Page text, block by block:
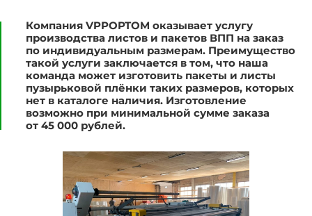
Компания VPPOPTOM оказывает услугу
производства листов и пакетов ВПП на заказ
по индивидуальным размерам. Преимущество
такой услуги заключается в том, что наша
команда может изготовить пакеты и листы
пузырьковой плёнки таких размеров, которых
нет в каталоге наличия. Изготовление
возможно при минимальной сумме заказа
от 45 000 рублей.